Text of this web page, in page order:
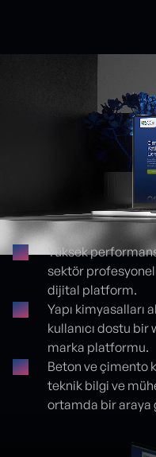
Proje detayları
Yüksek
sektör
dijital platform.
Yapı kimyasalları
kullanıcı dostu
marka platformu.
Beton ve çimento
teknik bilgi ve
ortamda bir araya